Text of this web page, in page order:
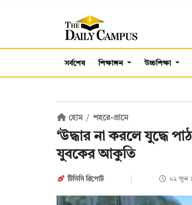
সর্বশেষ শিক্ষাঙ্গন উচ্চশিক্ষা
হোম শহরে-গ্রামে
‘উদ্ধার না করলে যুদ্ধে
যুবকের আকুতি
টিডিসি রিপোর্ট ০২ জুন